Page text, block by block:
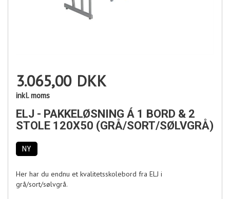
3.065,00 DKK
inkl. moms
ELJ - PAKKELØSNING Á 1 BORD & 2
STOLE 120X50 (GRÅ/SORT/SØLVGRÅ)
NY
Her har du endnu et kvalitetsskolebord fra ELJ i
grå/sort/sølvgrå.